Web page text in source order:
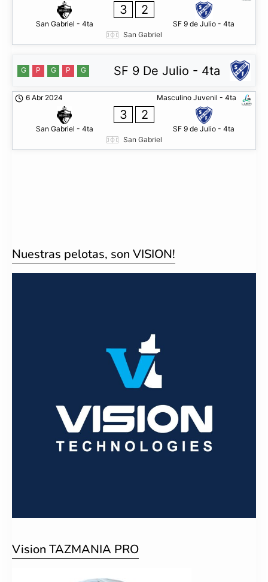
San Gabriel - 4ta
3 2
SF 9 de Julio - 4ta
San Gabriel
SF 9 De Julio - 4ta
G P G P G
Masculino Juvenil - 4ta
6 Abr 2024
San Gabriel - 4ta
3 2
SF 9 de Julio - 4ta
San Gabriel
Nuestras pelotas, son VISION!
Vision TAZMANIA PRO